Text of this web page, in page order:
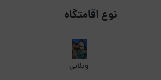
نوع اقامتگاه
ویلایی